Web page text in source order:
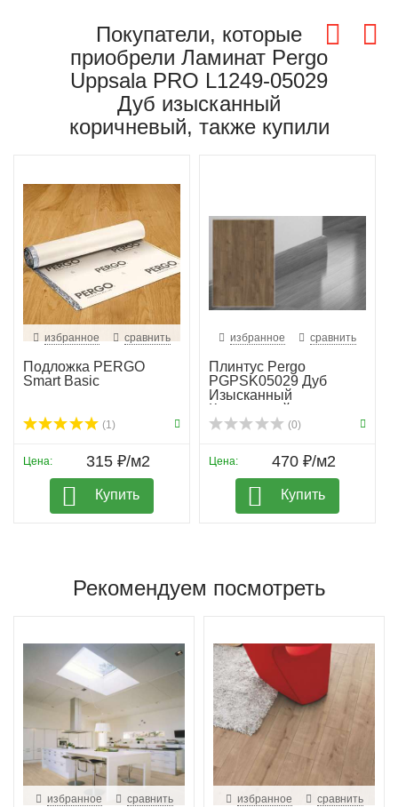
Покупатели, которые
приобрели Ламинат Pergo
Uppsala PRO L1249-05029
Дуб изысканный
коричневый, также купили
избранное сравнить
Подложка PERGO
Smart Basic
(1)
Цена: 315 ₽/м2
Купить
избранное сравнить
Плинтус Pergo
PGPSK05029 Дуб
Изысканный
Коричневый
(0)
Цена: 470 ₽/м2
Купить
Рекомендуем посмотреть
избранное сравнить избранное сравнить